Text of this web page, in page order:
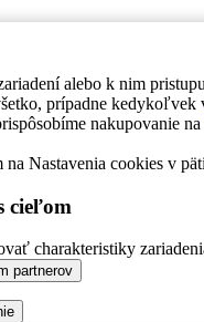
alebo k nim
prípadne kedykoľvek
nakupovanie na
Nastavenia cookies v
cieľom
charakteristiky
partnerov